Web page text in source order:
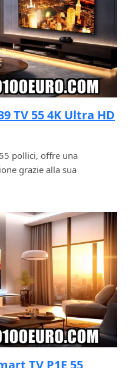
TV 55 4K Ultra HD
pollici, offre una
grazie alla sua
TV P1E 55